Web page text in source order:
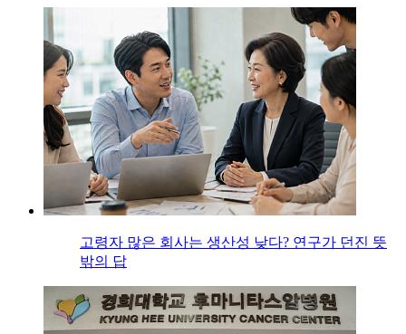
고령자 많은 회사는 생산성 낮다? 연구가 던진 뜻
밖의 답